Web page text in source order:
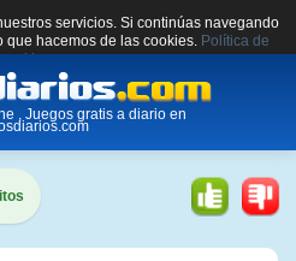
servicios. Si continúas navegando
que hacemos de las cookies. Política de
cookies.
, Juegos gratis a diario en